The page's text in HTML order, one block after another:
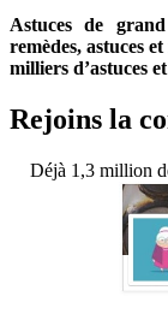
Astuces de
remèdes, astuces
milliers d’astuces
Rejoins la
Déjà 1,3 million